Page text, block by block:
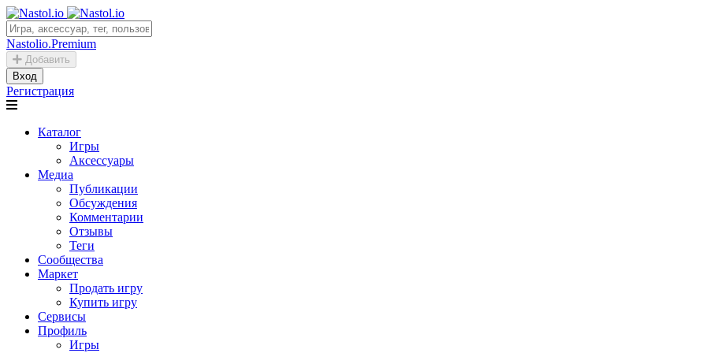
Nastolio.Premium
Добавить
Вход
Регистрация
Каталог
Игры
Аксессуары
Медиа
Публикации
Обсуждения
Комментарии
Отзывы
Теги
Сообщества
Маркет
Продать игру
Купить игру
Сервисы
Профиль
Игры